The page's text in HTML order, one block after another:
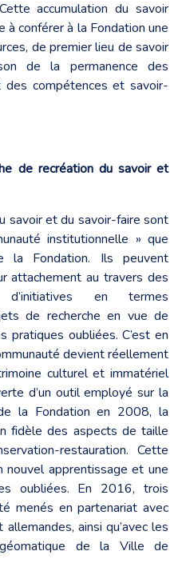
accumulation du savoir
à conférer à la Fondation une
de premier lieu de savoir
de la permanence des
des compétences et savoir-
de recréation du savoir et
savoir et du savoir-faire sont
institutionnelle » que
la Fondation. Ils peuvent
attachement au travers des
en termes
de recherche en vue de
pratiques oubliées. C’est en
devient réellement
culturel et immatériel
d’un outil employé sur la
la Fondation en 2008, la
fidèle des aspects de taille
restauration. Cette
nouvel apprentissage et une
oubliées. En 2016, trois
menés en partenariat avec
ainsi qu’avec les
de la Ville de